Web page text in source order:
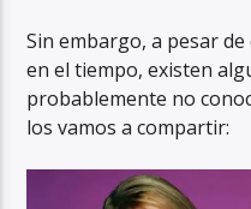
Sin embargo, a pesar
en el tiempo, existen
probablemente no
los vamos a compartir: